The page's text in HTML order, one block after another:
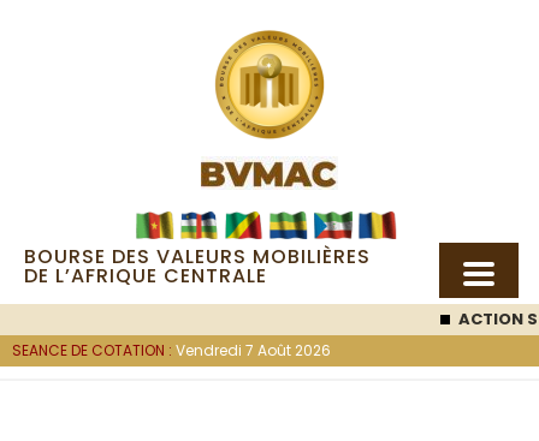
BOURSE DES VALEURS MOBILIÈRES
DE L’AFRIQUE CENTRALE
ACTION
SEANCE DE COTATION : Vendredi 7 Août 2026